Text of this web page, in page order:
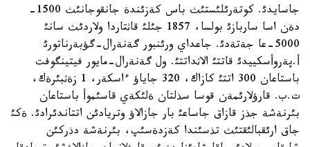
جاسايدئ. كوتةرئلئستئث باس كةزئندة جانقوجانئث 1500-
دةن اسا ساربازئ بولسا، 1857 جئلئ قاثتاردا ولاردئث سانئ
5000-عا جةتةدئ. جاعداي ورئنبور گةنةرال-گؤبةرناتورئ
أ.پةروأسكييدئ قاتتئ الاثداتتئ. ول گةنةرال-مايور فيتينگوفت
باستاعان 300 اتتئ كازاك، 320 جاياؤ ءاسكةر، 1 زةثبئرةك،
ت.ب. قارؤلارئمةن قوسا سذلتان ةلئكةي قاسئموأ باستاعان
بئرنةشة جذز قازاق جاساعئ بار جازالاؤ وتريادئن اتتاندئرادئ. ةكئ
جاق ارئقبالئقتئث تذسئندا كةزدةسئپ، بئرنةشة دذركئن